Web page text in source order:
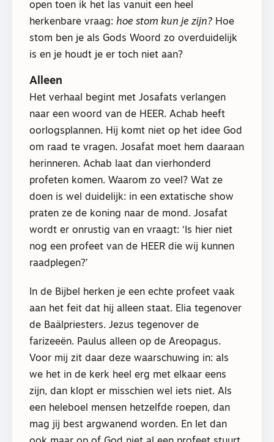
open toen ik het las vanuit een heel
herkenbare vraag: hoe stom kun je zijn? Hoe
stom ben je als Gods Woord zo overduidelijk
is en je houdt je er toch niet aan?
Alleen
Het verhaal begint met Josafats verlangen
naar een woord van de HEER. Achab heeft
oorlogsplannen. Hij komt niet op het idee God
om raad te vragen. Josafat moet hem daaraan
herinneren. Achab laat dan vierhonderd
profeten komen. Waarom zo veel? Wat ze
doen is wel duidelijk: in een extatische show
praten ze de koning naar de mond. Josafat
wordt er onrustig van en vraagt: ‘Is hier niet
nog een profeet van de HEER die wij kunnen
raadplegen?’
In de Bijbel herken je een echte profeet vaak
aan het feit dat hij alleen staat. Elia tegenover
de Baälpriesters. Jezus tegenover de
farizeeën. Paulus alleen op de Areopagus.
Voor mij zit daar deze waarschuwing in: als
we het in de kerk heel erg met elkaar eens
zijn, dan klopt er misschien wel iets niet. Als
een heleboel mensen hetzelfde roepen, dan
mag jij best argwanend worden. En let dan